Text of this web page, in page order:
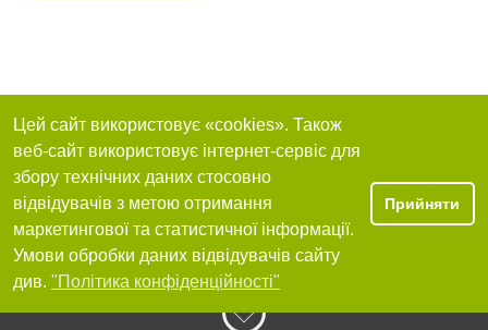
Цей сайт використовує «cookies». Також
веб-сайт використовує інтернет-сервіс для
збору технічних даних стосовно
відвідувачів з метою отримання
маркетингової та статистичної інформації.
Умови обробки даних відвідувачів сайту
див. "Політика конфіденційності"
Прийняти